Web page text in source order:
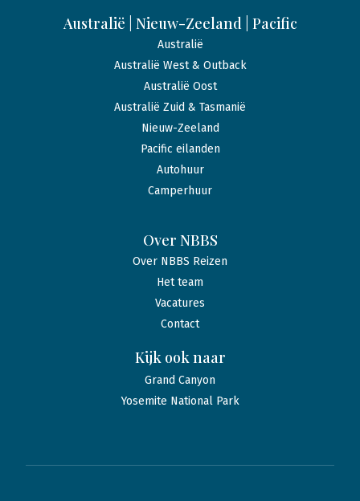
Australië | Nieuw-Zeeland | Pacific
Australië
Australië West & Outback
Australië Oost
Australië Zuid & Tasmanië
Nieuw-Zeeland
Pacific eilanden
Autohuur
Camperhuur
Over NBBS
Over NBBS Reizen
Het team
Vacatures
Contact
Kijk ook naar
Grand Canyon
Yosemite National Park